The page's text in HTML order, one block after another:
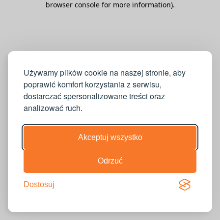
Używamy plików cookie na naszej stronie, aby
poprawić komfort korzystania z serwisu,
dostarczać spersonalizowane treści oraz
analizować ruch.
Akceptuj wszystko
Odrzuć
Dostosuj
browser console for more information).